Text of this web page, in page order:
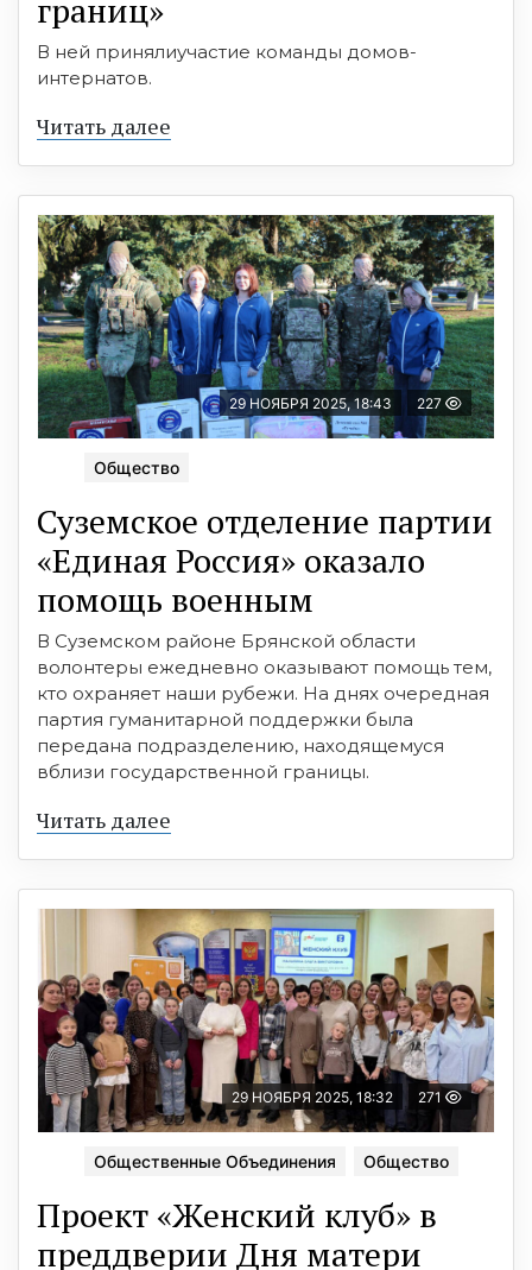
границ»
В ней принялиучастие команды домов-
интернатов.
Читать далее
29 НОЯБРЯ 2025, 18:43 227
Общество
Суземское отделение партии
«Единая Россия» оказало
помощь военным
В Суземском районе Брянской области
волонтеры ежедневно оказывают помощь тем,
кто охраняет наши рубежи. На днях очередная
партия гуманитарной поддержки была
передана подразделению, находящемуся
вблизи государственной границы.
Читать далее
29 НОЯБРЯ 2025, 18:32 271
Общественные Объединения Общество
Проект «Женский клуб» в
преддверии Дня матери